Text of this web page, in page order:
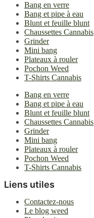
Bang en verre
Bang et pipe à eau
Blunt et feuille blunt
Chaussettes Cannabis
Grinder
Mini bang
Plateaux à rouler
Pochon Weed
T-Shirts Cannabis
Bang en verre
Bang et pipe à eau
Blunt et feuille blunt
Chaussettes Cannabis
Grinder
Mini bang
Plateaux à rouler
Pochon Weed
T-Shirts Cannabis
Liens utiles
Contactez-nous
Le blog weed